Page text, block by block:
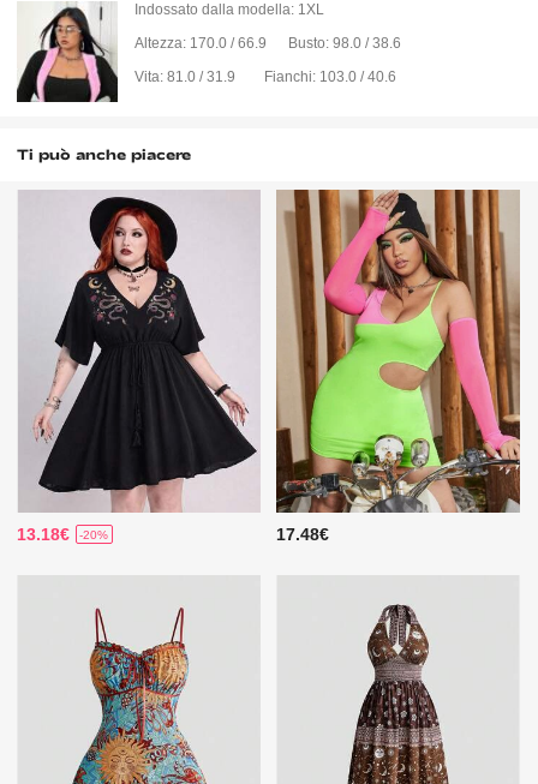
Indossato dalla modella: 1XL
Altezza: 170.0 / 66.9 Busto: 98.0 / 38.6
Vita: 81.0 / 31.9 Fianchi: 103.0 / 40.6
Ti può anche piacere
13.18€ -20% 17.48€